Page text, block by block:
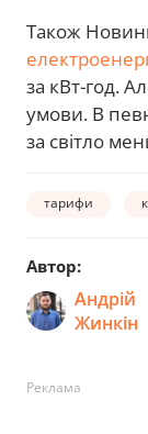
Також
за кВт-год.
умови. В
за світло
тарифи
Автор:
Андрій
Жинкін
Реклама